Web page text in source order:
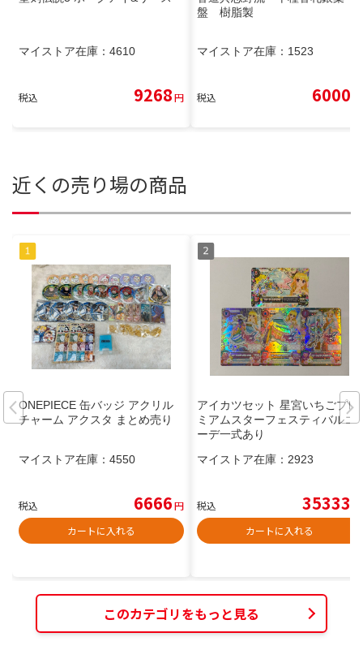
マイストア在庫： 4610
税込 9268円
盤 樹脂製
マイストア在庫： 1523
税込 6000
近くの売り場の商品
ONEPIECE 缶バッジ アクリル
チャーム アクスタ まとめ売り
マイストア在庫： 4550
税込 6666円
カートに入れる
アイカツセット 星宮いちごプレ
ミアムスターフェスティバルコ
ーデ一式あり
マイストア在庫： 2923
税込 35333
カートに入れる
このカテゴリをもっと見る